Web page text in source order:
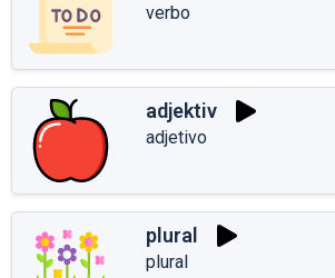
verbo
adjektiv
adjetivo
plural
plural